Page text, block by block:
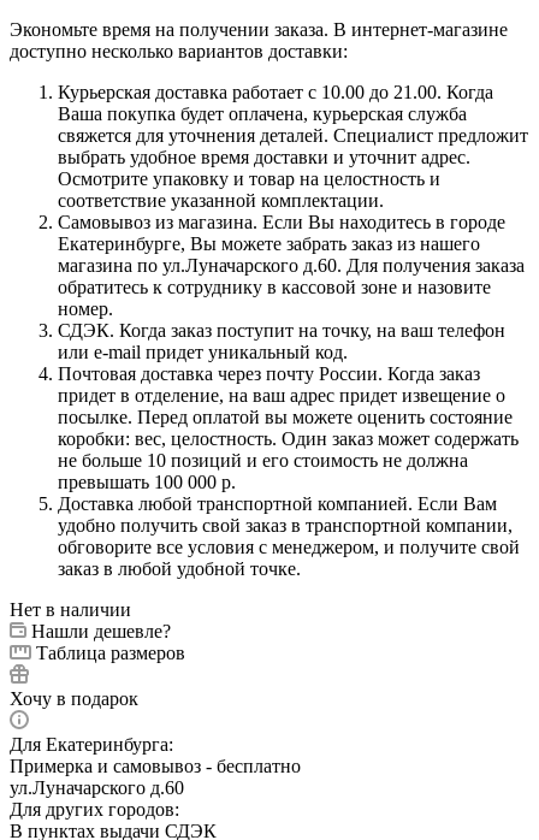
Экономьте время на получении заказа. В интернет-магазине
доступно несколько вариантов доставки:
Курьерская доставка работает с 10.00 до 21.00. Когда
Ваша покупка будет оплачена, курьерская служба
свяжется для уточнения деталей. Специалист предложит
выбрать удобное время доставки и уточнит адрес.
Осмотрите упаковку и товар на целостность и
соответствие указанной комплектации.
Самовывоз из магазина. Если Вы находитесь в городе
Екатеринбурге, Вы можете забрать заказ из нашего
магазина по ул.Луначарского д.60. Для получения заказа
обратитесь к сотруднику в кассовой зоне и назовите
номер.
СДЭК. Когда заказ поступит на точку, на ваш телефон
или e-mail придет уникальный код.
Почтовая доставка через почту России. Когда заказ
придет в отделение, на ваш адрес придет извещение о
посылке. Перед оплатой вы можете оценить состояние
коробки: вес, целостность. Один заказ может содержать
не больше 10 позиций и его стоимость не должна
превышать 100 000 р.
Доставка любой транспортной компанией. Если Вам
удобно получить свой заказ в транспортной компании,
обговорите все условия с менеджером, и получите свой
заказ в любой удобной точке.
Нет в наличии
Нашли дешевле?
Таблица размеров
Хочу в подарок
Для Екатеринбурга:
Примерка и самовывоз - бесплатно
ул.Луначарского д.60
Для других городов:
В пунктах выдачи СДЭК